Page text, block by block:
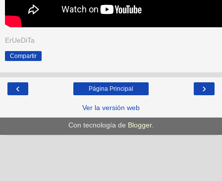
ErUeDiTa
Compartir
‹ ›
Página Principal
Ver la versión web
Con tecnología de Blogger.